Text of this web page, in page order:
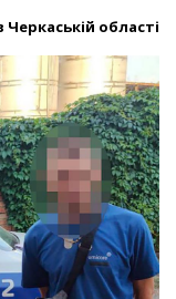
Черкаській області